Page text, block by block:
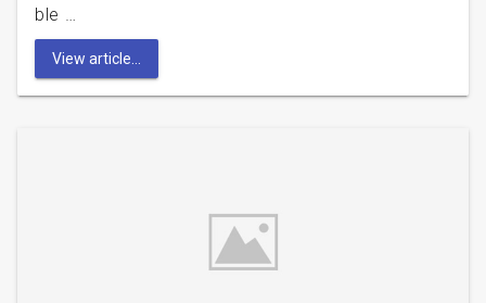
ble …
View article...